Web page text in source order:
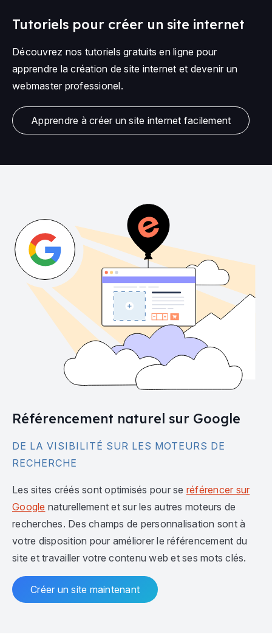
Tutoriels pour créer un site internet
Découvrez nos tutoriels gratuits en ligne pour
apprendre la création de site internet et devenir un
webmaster professionel.
Apprendre à créer un site internet facilement
Référencement naturel sur Google
DE LA VISIBILITÉ SUR LES MOTEURS DE
RECHERCHE
Les sites créés sont optimisés pour se référencer sur
Google naturellement et sur les autres moteurs de
recherches. Des champs de personnalisation sont à
votre disposition pour améliorer le référencement du
site et travailler votre contenu web et ses mots clés.
Créer un site maintenant